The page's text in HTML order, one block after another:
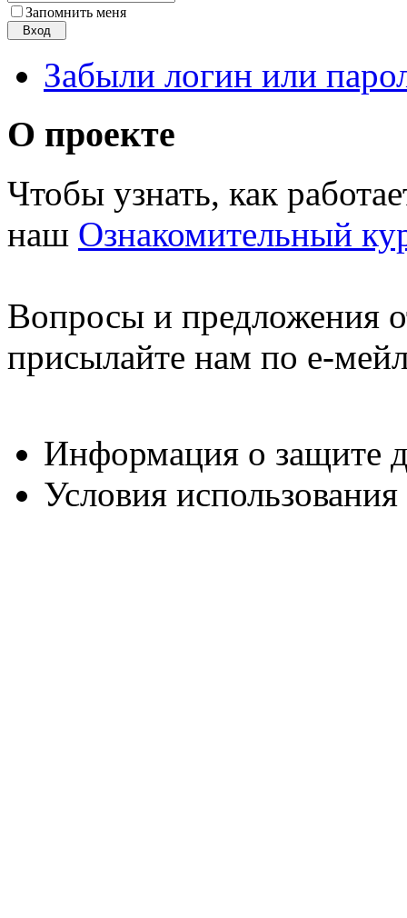
Запомнить меня
Забыли логин или
О проекте
Чтобы узнать, как
наш Ознакомительный
Вопросы и предложения
присылайте нам по е-
Информация о защите
Условия использования